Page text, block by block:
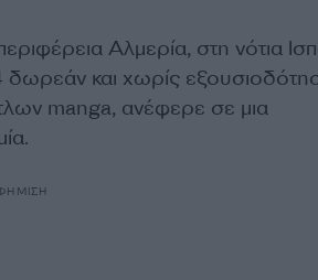
Αλμερία, στη νότια
και χωρίς
manga, ανέφερε σε μια